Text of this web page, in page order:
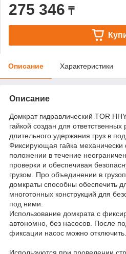
275 346 ₸
Описание Характеристики
Описание
Домкрат гидравлический TOR
гайкой создан для
длительного удержания груз в
Фиксирующая гайка механически
положении в течение
проверки и обеспечивая
грузом. Про объединении в
домкраты способны обеспечить
многотонных конструкций для
под ними.
Использование домкрата с
автономно, без насосов. После
фиксации насос можно отключить.
Используются при проведении